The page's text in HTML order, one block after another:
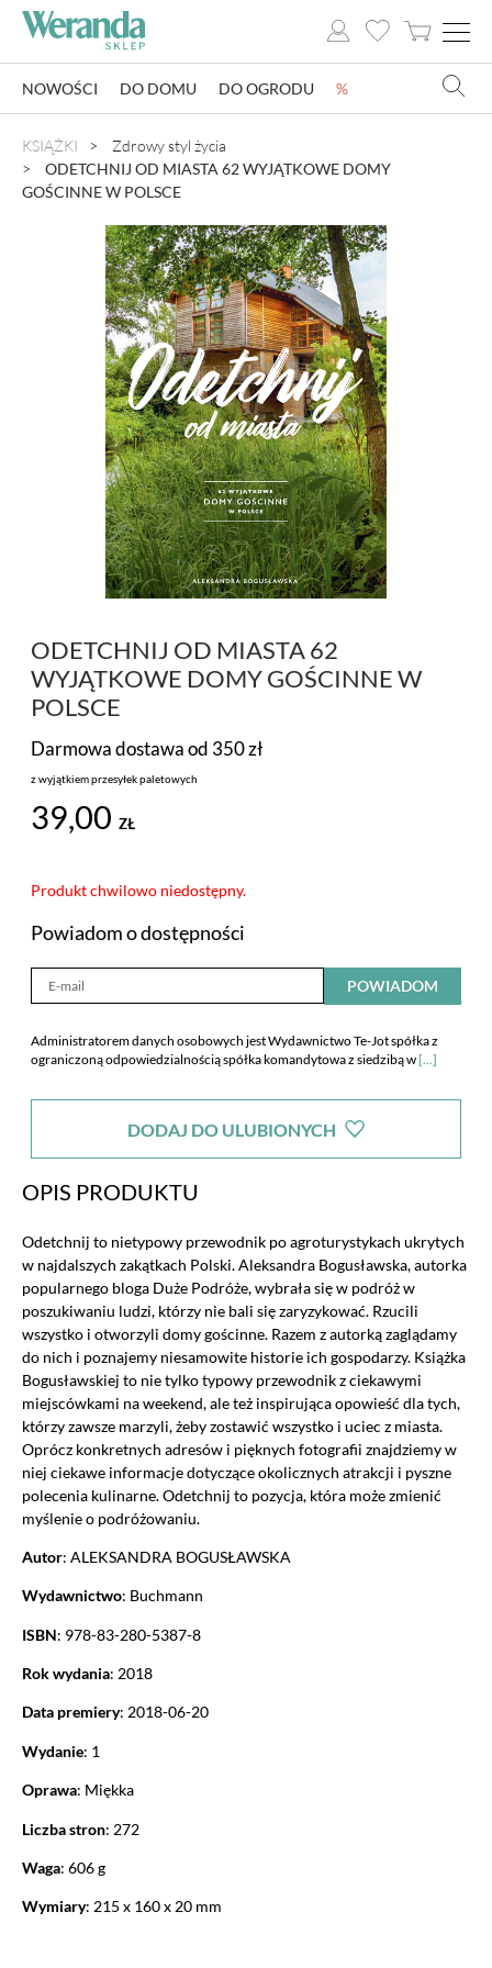
NOWOŚCI
DO DOMU
DO OGRODU
SZKLARNIE OGRODOWE
OZDOBY ŚWIĄTECZNE
DLA DZIECI
POMYSŁ NA PREZENT
PROMOCJA
NOWOŚCI DO DOMU DO OGRODU %
KSIĄŻKI
Zdrowy styl życia
ODETCHNIJ OD MIASTA 62 WYJĄTKOWE DOMY
GOŚCINNE W POLSCE
ODETCHNIJ OD MIASTA 62
WYJĄTKOWE DOMY GOŚCINNE W
POLSCE
Darmowa dostawa od 350 zł
z wyjątkiem przesyłek paletowych
39,00 ZŁ
Produkt chwilowo niedostępny.
Powiadom o dostępności
POWIADOM
Administratorem danych osobowych jest Wydawnictwo Te-Jot spółka z
ograniczoną odpowiedzialnością spółka komandytowa z siedzibą w[...]
przysługujących mi prawach zgodnie z art. 24 ust. 1 pkt 3 i 4 ustawy z dnia
danych i ich poprawiania oraz zobowiązała się, iż moje dane nie będą
udostępniane innym odbiorcom.
DODAJ DO ULUBIONYCH
OPIS PRODUKTU
Odetchnij to nietypowy przewodnik po agroturystykach ukrytych
w najdalszych zakątkach Polski. Aleksandra Bogusławska, autorka
popularnego bloga Duże Podróże, wybrała się w podróż w
poszukiwaniu ludzi, którzy nie bali się zaryzykować. Rzucili
wszystko i otworzyli domy gościnne. Razem z autorką zaglądamy
do nich i poznajemy niesamowite historie ich gospodarzy. Książka
Bogusławskiej to nie tylko typowy przewodnik z ciekawymi
miejscówkami na weekend, ale też inspirująca opowieść dla tych,
którzy zawsze marzyli, żeby zostawić wszystko i uciec z miasta.
Oprócz konkretnych adresów i pięknych fotografii znajdziemy w
niej ciekawe informacje dotyczące okolicznych atrakcji i pyszne
polecenia kulinarne. Odetchnij to pozycja, która może zmienić
myślenie o podróżowaniu.
Autor: ALEKSANDRA BOGUSŁAWSKA
Wydawnictwo: Buchmann
ISBN: 978-83-280-5387-8
Rok wydania: 2018
Data premiery: 2018-06-20
Wydanie: 1
Oprawa: Miękka
Liczba stron: 272
Waga: 606 g
Wymiary: 215 x 160 x 20 mm
Ustawiając poszczególne narzędzia jako włączone, godzisz się, by